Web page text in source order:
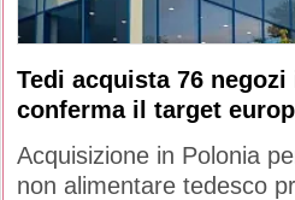
Tedi acquista 76
conferma il target
Acquisizione in Polonia
non alimentare tedesco